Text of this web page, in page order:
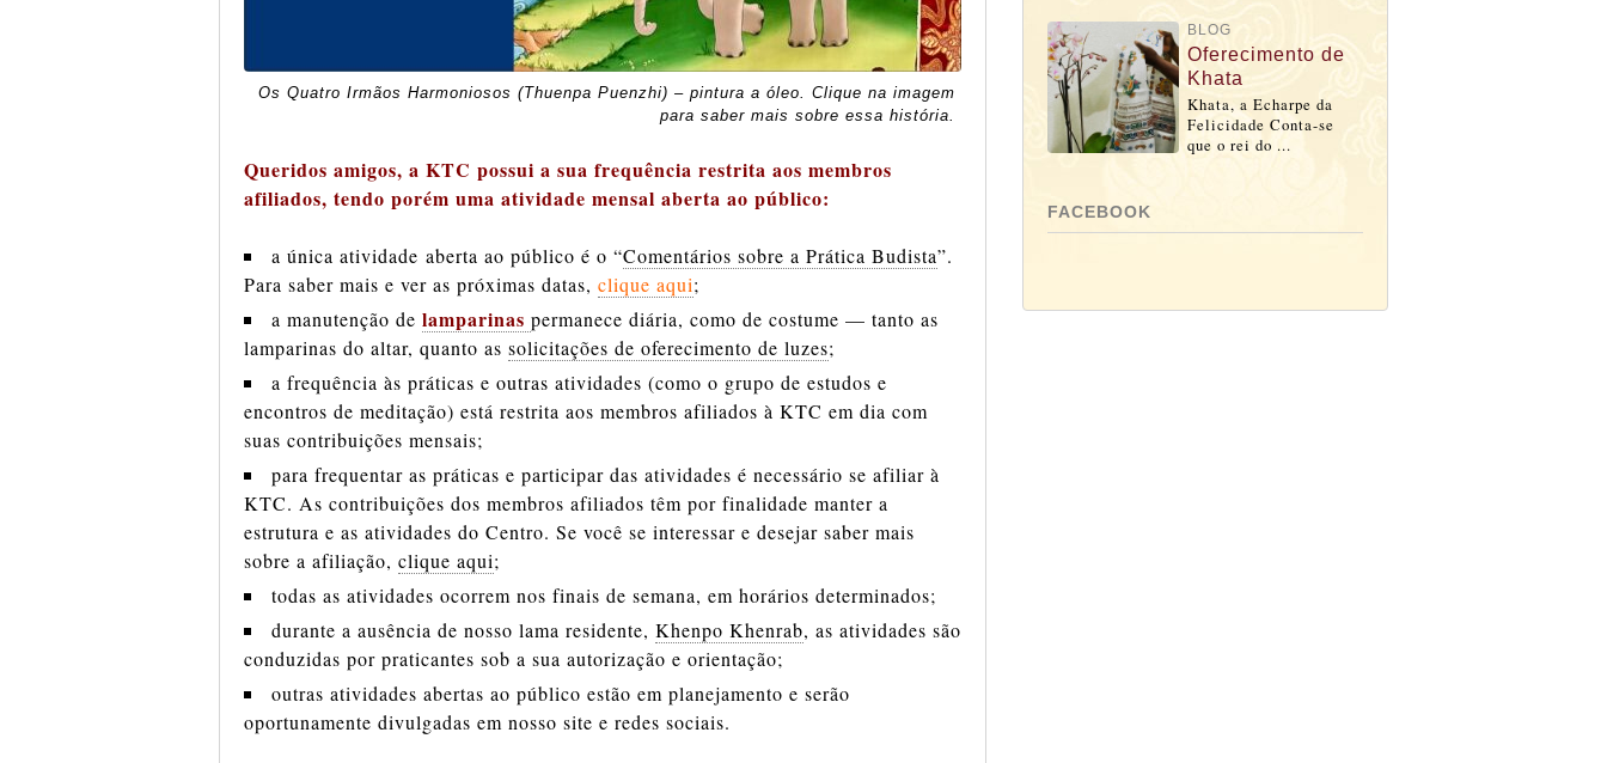
Os Quatro Irmãos Harmoniosos (Thuenpa Puenzhi) – pintura a óleo. Clique na imagem
para saber mais sobre essa história.
Queridos amigos, a KTC possui a sua frequência restrita aos membros
afiliados, tendo porém uma atividade mensal aberta ao público:
a única atividade aberta ao público é o “Comentários sobre a Prática Budista”.
Para saber mais e ver as próximas datas, clique aqui;
a manutenção de lamparinas permanece diária, como de costume — tanto as
lamparinas do altar, quanto as solicitações de oferecimento de luzes;
a frequência às práticas e outras atividades (como o grupo de estudos e
encontros de meditação) está restrita aos membros afiliados à KTC em dia com
suas contribuições mensais;
para frequentar as práticas e participar das atividades é necessário se afiliar à
KTC. As contribuições dos membros afiliados têm por finalidade manter a
estrutura e as atividades do Centro. Se você se interessar e desejar saber mais
sobre a afiliação, clique aqui;
todas as atividades ocorrem nos finais de semana, em horários determinados;
durante a ausência de nosso lama residente, Khenpo Khenrab, as atividades são
conduzidas por praticantes sob a sua autorização e orientação;
outras atividades abertas ao público estão em planejamento e serão
oportunamente divulgadas em nosso site e redes sociais.
BLOG
Oferecimento de
Khata
Khata, a Echarpe da
Felicidade Conta-se
que o rei do ...
FACEBOOK